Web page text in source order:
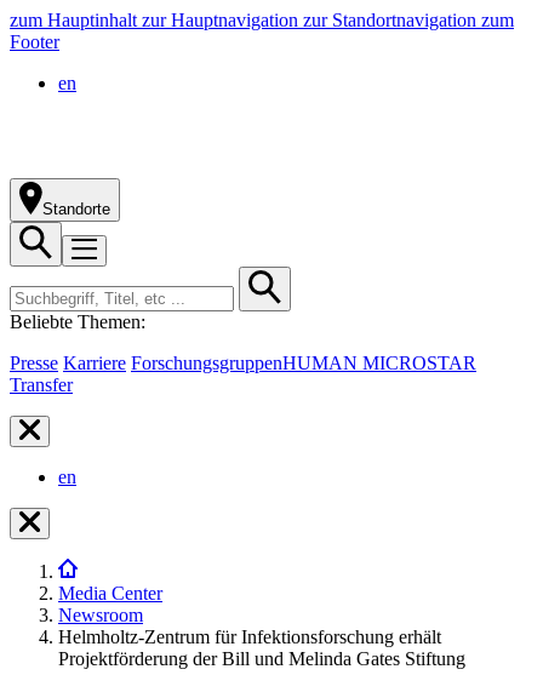
zum Hauptinhalt zur Hauptnavigation zur Standortnavigation zum
Footer
en
Standorte
Beliebte Themen:
Presse Karriere ForschungsgruppenHUMAN MICROSTAR
Transfer
en
Media Center
Newsroom
Helmholtz-Zentrum für Infektionsforschung erhält
Projektförderung der Bill und Melinda Gates Stiftung